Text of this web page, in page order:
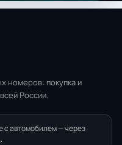
номеров: покупка и
России.
с автомобилем — через